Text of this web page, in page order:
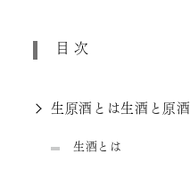
目次
生原酒とは生酒と原
生酒とは